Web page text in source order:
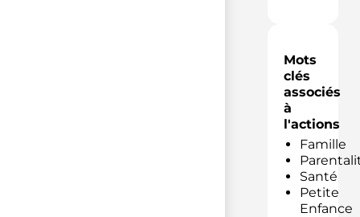
Mots
clés
associés
à
l'actions
Famille
Santé
Petite
Enfance